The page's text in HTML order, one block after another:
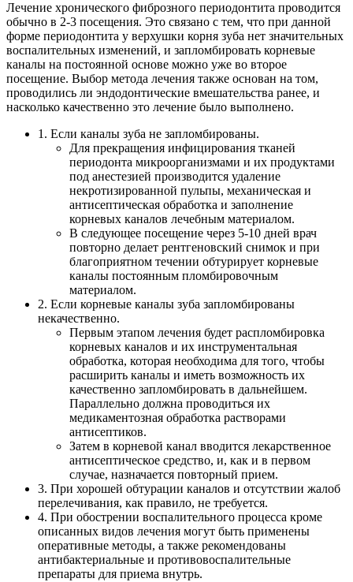
Лечение хронического фиброзного периодонтита проводится
обычно в 2-3 посещения. Это связано с тем, что при данной
форме периодонтита у верхушки корня зуба нет значительных
воспалительных изменений, и запломбировать корневые
каналы на постоянной основе можно уже во второе
посещение. Выбор метода лечения также основан на том,
проводились ли эндодонтические вмешательства ранее, и
насколько качественно это лечение было выполнено.
1. Если каналы зуба не запломбированы.
Для прекращения инфицирования тканей
периодонта микроорганизмами и их продуктами
под анестезией производится удаление
некротизированной пульпы, механическая и
антисептическая обработка и заполнение
корневых каналов лечебным материалом.
В следующее посещение через 5-10 дней врач
повторно делает рентгеновский снимок и при
благоприятном течении обтурирует корневые
каналы постоянным пломбировочным
материалом.
2. Если корневые каналы зуба запломбированы
некачественно.
Первым этапом лечения будет распломбировка
корневых каналов и их инструментальная
обработка, которая необходима для того, чтобы
расширить каналы и иметь возможность их
качественно запломбировать в дальнейшем.
Параллельно должна проводиться их
медикаментозная обработка растворами
антисептиков.
Затем в корневой канал вводится лекарственное
антисептическое средство, и, как и в первом
случае, назначается повторный прием.
3. При хорошей обтурации каналов и отсутствии жалоб
перелечивания, как правило, не требуется.
4. При обострении воспалительного процесса кроме
описанных видов лечения могут быть применены
оперативные методы, а также рекомендованы
антибактериальные и противовоспалительные
препараты для приема внутрь.